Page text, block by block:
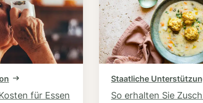
für Essen
Staatliche
So erhalten Sie